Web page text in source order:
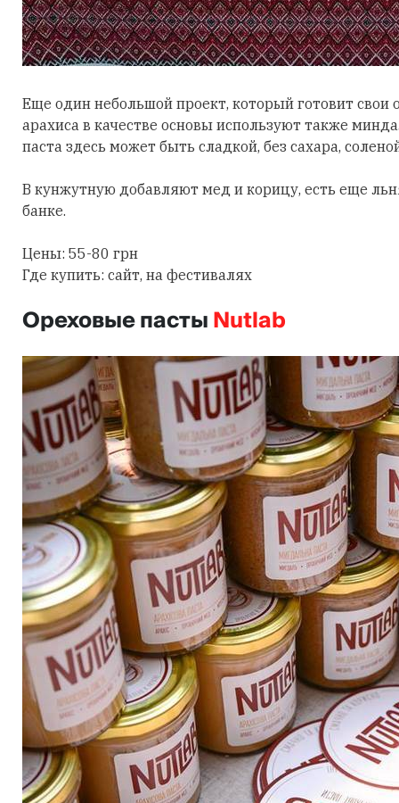
Еще один небольшой проект, который готовит свои
арахиса в качестве основы используют также
паста здесь может быть сладкой, без сахара,
В кунжутную добавляют мед и корицу, есть еще
банке.
Цены: 55-80 грн
Где купить: сайт, на фестивалях
Ореховые пастыNutlab